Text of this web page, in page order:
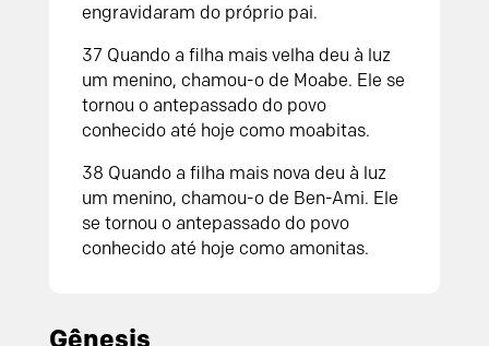
engravidaram do próprio pai.
37 Quando a filha mais velha deu à luz
um menino, chamou-o de Moabe. Ele se
tornou o antepassado do povo
conhecido até hoje como moabitas.
38 Quando a filha mais nova deu à luz
um menino, chamou-o de Ben-Ami. Ele
se tornou o antepassado do povo
conhecido até hoje como amonitas.
Gênesis